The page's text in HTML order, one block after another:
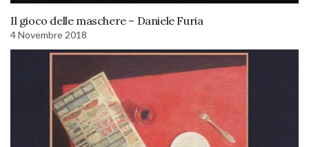
Il gioco delle maschere – Daniele Furia
4 Novembre 2018